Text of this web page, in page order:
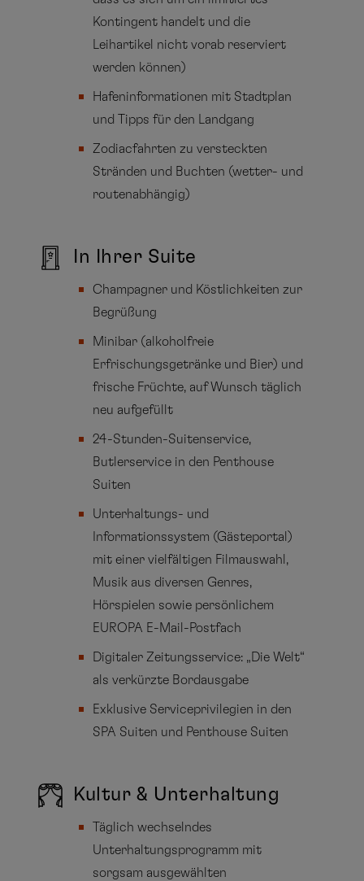
Kontingent handelt und die
Leihartikel nicht vorab reserviert
werden können)
Hafeninformationen mit Stadtplan
und Tipps für den Landgang
Zodiacfahrten zu versteckten
Stränden und Buchten (wetter- und
routenabhängig)
In Ihrer Suite
Champagner und Köstlichkeiten zur
Begrüßung
Minibar (alkoholfreie
Erfrischungsgetränke und Bier) und
frische Früchte, auf Wunsch täglich
neu aufgefüllt
24-Stunden-Suitenservice,
Butlerservice in den Penthouse
Suiten
Unterhaltungs- und
Informationssystem (Gästeportal)
mit einer vielfältigen Filmauswahl,
Musik aus diversen Genres,
Hörspielen sowie persönlichem
EUROPA E-Mail-Postfach
Digitaler Zeitungsservice: „Die Welt“
als verkürzte Bordausgabe
Exklusive Serviceprivilegien in den
SPA Suiten und Penthouse Suiten
Kultur & Unterhaltung
Täglich wechselndes
Unterhaltungsprogramm mit
sorgsam ausgewählten